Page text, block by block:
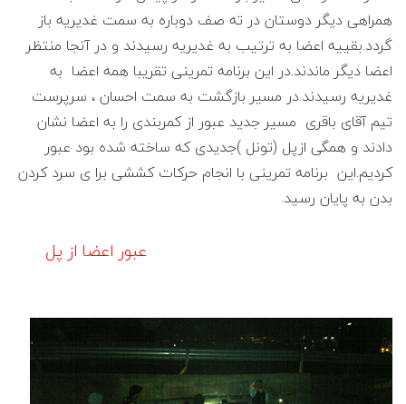
همراهی دیگر دوستان در ته صف دوباره به سمت غدیریه باز
گردد.بقییه اعضا به ترتیب به غدیریه رسیدند و در آنجا منتظر
اعضا دیگر ماندند.در این برنامه تمرینی تقریبا همه اعضا به
غدیریه رسیدند.در مسیر بازگشت به سمت احسان ، سرپرست
تیم آقای باقری مسیر جدید عبور از کمربندی را به اعضا نشان
دادند و همگی ازپل (تونل )جدیدی که ساخته شده بود عبور
کردیم.این برنامه تمرینی با انجام حرکات کششی برا ی سرد کردن
بدن به پایان رسید.
عبور اعضا از پل